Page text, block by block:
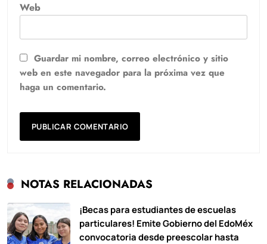
Web
Guardar mi nombre, correo electrónico y sitio
web en este navegador para la próxima vez que
haga un comentario.
NOTAS RELACIONADAS
¡Becas para estudiantes de escuelas
particulares! Emite Gobierno del EdoMéx
convocatoria desde preescolar hasta